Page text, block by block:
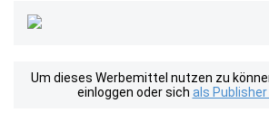
Um dieses Werbemittel nutzen zu
einloggen oder sich als